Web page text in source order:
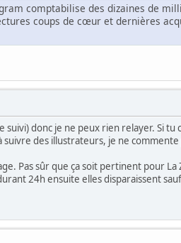
comptabilise des dizaines de
coups de cœur et dernières
donc je ne peux rien relayer. Si
des illustrateurs, je ne
Pas sûr que ça soit pertinent pour
24h ensuite elles disparaissent